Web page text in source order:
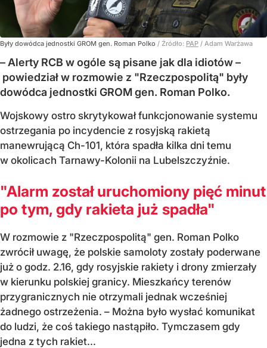
Były dowódca jednostki GROM gen. Roman Polko / Źródło: PAP / Adam Warżawa
– Alerty RCB w ogóle są pisane jak dla idiotów –
powiedział w rozmowie z "Rzeczpospolitą" były
dowódca jednostki GROM gen. Roman Polko.
Wojskowy ostro skrytykował funkcjonowanie systemu
ostrzegania po incydencie z rosyjską rakietą
manewrującą Ch-101, która spadła kilka dni temu
w okolicach Tarnawy-Kolonii na Lubelszczyźnie.
"Alarm został uruchomiony pięć minut
po tym, gdy rakieta już spadła"
W rozmowie z "Rzeczpospolitą" gen. Roman Polko
zwrócił uwagę, że polskie samoloty zostały poderwane
już o godz. 2.16, gdy rosyjskie rakiety i drony zmierzały
w kierunku polskiej granicy. Mieszkańcy terenów
przygranicznych nie otrzymali jednak wcześniej
żadnego ostrzeżenia. – Można było wysłać komunikat
do ludzi, że coś takiego nastąpiło. Tymczasem gdy
jedna z tych rakiet...